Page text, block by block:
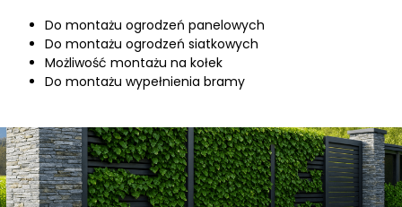
Do montażu ogrodzeń panelowych
Do montażu ogrodzeń siatkowych
Możliwość montażu na kołek
Do montażu wypełnienia bramy